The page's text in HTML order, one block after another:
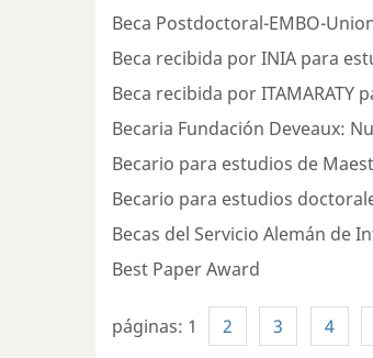
Beca Postdoctoral-EMBO-
Beca recibida por INIA para
Beca recibida por ITAMARATY
Becaria Fundación Deveaux:
Becario para estudios de
Becario para estudios
Becas del Servicio Alemán de
Best Paper Award
páginas: 1 2 3 4